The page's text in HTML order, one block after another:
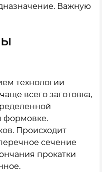
Важную
технологии
всего заготовка,
формовке.
Происходит
сечение
прокатки